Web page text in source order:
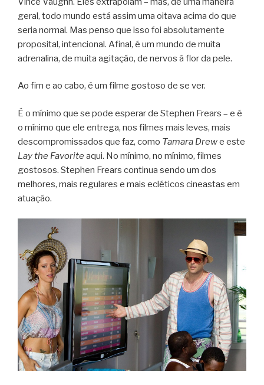
geral, todo mundo está assim uma oitava acima do que
seria normal. Mas penso que isso foi absolutamente
proposital, intencional. Afinal, é um mundo de muita
adrenalina, de muita agitação, de nervos à flor da pele.
Ao fim e ao cabo, é um filme gostoso de se ver.
É o mínimo que se pode esperar de Stephen Frears – e é
o mínimo que ele entrega, nos filmes mais leves, mais
descompromissados que faz, como Tamara Drewe este
Lay the Favorite aqui. No mínimo, no mínimo, filmes
gostosos. Stephen Frears continua sendo um dos
melhores, mais regulares e mais ecléticos cineastas em
atuação.